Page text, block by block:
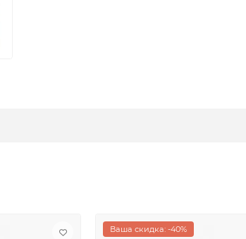
Ваша скидка: -40%